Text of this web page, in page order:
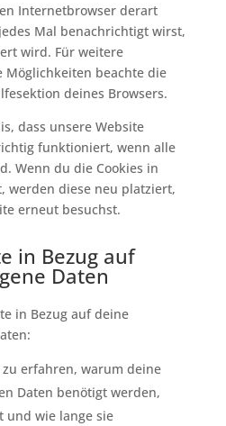
Internetbrowser derart
Mal benachrichtigt wirst,
wird. Für weitere
beachte die
deines Browsers.
dass unsere Website
funktioniert, wenn alle
Wenn du die Cookies in
werden diese neu platziert,
erneut besuchst.
in Bezug auf
Daten
in Bezug auf deine
zu erfahren, warum deine
Daten benötigt werden,
und wie lange sie